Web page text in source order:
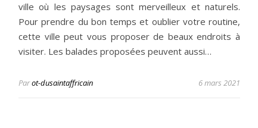
ville où les paysages sont merveilleux et naturels.
Pour prendre du bon temps et oublier votre routine,
cette ville peut vous proposer de beaux endroits à
visiter. Les balades proposées peuvent aussi…
Parot-dusaintaffricain 6 mars 2021